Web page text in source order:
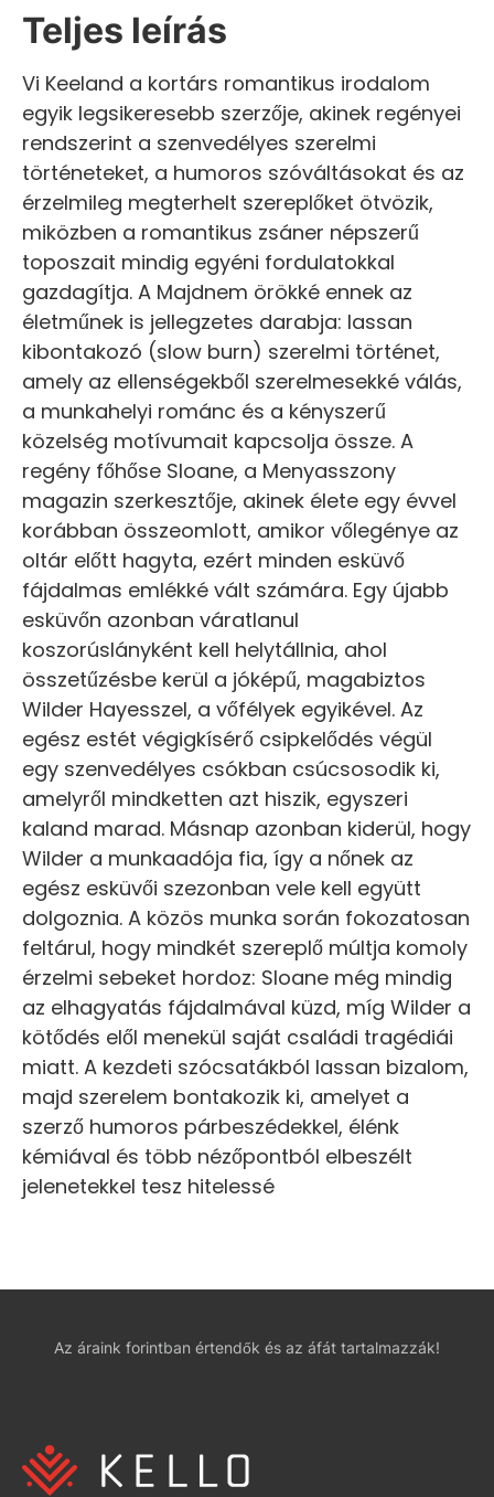
Teljes leírás
Vi Keeland a kortárs romantikus irodalom
egyik legsikeresebb szerzője, akinek regényei
rendszerint a szenvedélyes szerelmi
történeteket, a humoros szóváltásokat és az
érzelmileg megterhelt szereplőket ötvözik,
miközben a romantikus zsáner népszerű
toposzait mindig egyéni fordulatokkal
gazdagítja. A Majdnem örökké ennek az
életműnek is jellegzetes darabja: lassan
kibontakozó (slow burn) szerelmi történet,
amely az ellenségekből szerelmesekké válás,
a munkahelyi románc és a kényszerű
közelség motívumait kapcsolja össze. A
regény főhőse Sloane, a Menyasszony
magazin szerkesztője, akinek élete egy évvel
korábban összeomlott, amikor vőlegénye az
oltár előtt hagyta, ezért minden esküvő
fájdalmas emlékké vált számára. Egy újabb
esküvőn azonban váratlanul
koszorúslányként kell helytállnia, ahol
összetűzésbe kerül a jóképű, magabiztos
Wilder Hayesszel, a vőfélyek egyikével. Az
egész estét végigkísérő csipkelődés végül
egy szenvedélyes csókban csúcsosodik ki,
amelyről mindketten azt hiszik, egyszeri
kaland marad. Másnap azonban kiderül, hogy
Wilder a munkaadója fia, így a nőnek az
egész esküvői szezonban vele kell együtt
dolgoznia. A közös munka során fokozatosan
feltárul, hogy mindkét szereplő múltja komoly
érzelmi sebeket hordoz: Sloane még mindig
az elhagyatás fájdalmával küzd, míg Wilder a
kötődés elől menekül saját családi tragédiái
miatt. A kezdeti szócsatákból lassan bizalom,
majd szerelem bontakozik ki, amelyet a
szerző humoros párbeszédekkel, élénk
kémiával és több nézőpontból elbeszélt
jelenetekkel tesz hitelessé
Az áraink forintban értendők és az áfát tartalmazzák!